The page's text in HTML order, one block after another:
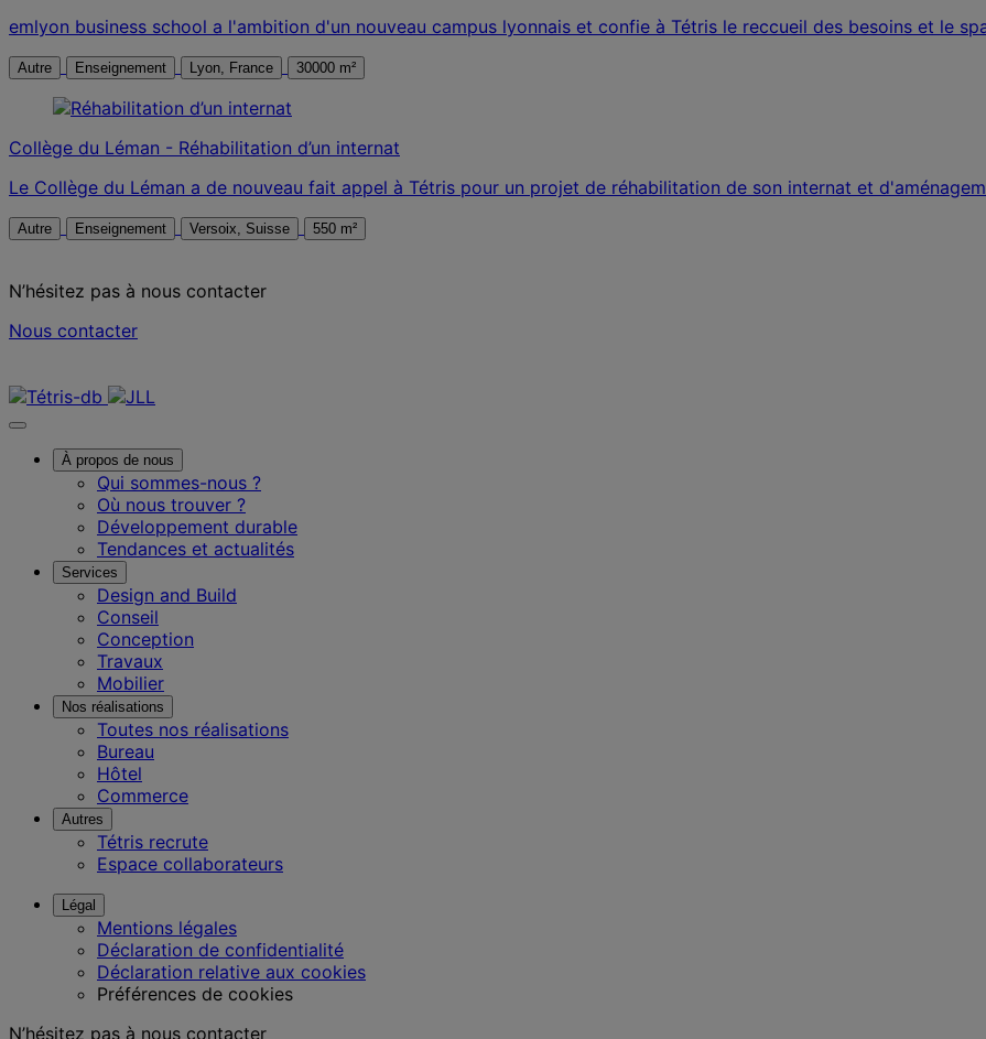
emlyon business school a l'ambition d'un nouveau campus lyonnais et confie à Tétris le reccueil des besoins et le
Autre Enseignement Lyon, France 30000 m²
Collège du Léman - Réhabilitation d’un internat
Le Collège du Léman a de nouveau fait appel à Tétris pour un projet de réhabilitation de son internat et
Autre Enseignement Versoix, Suisse 550 m²
N’hésitez pas à nous contacter
Nous contacter
À propos de nous
Qui sommes-nous ?
Où nous trouver ?
Développement durable
Tendances et actualités
Services
Design and Build
Conseil
Conception
Travaux
Mobilier
Nos réalisations
Toutes nos réalisations
Bureau
Hôtel
Commerce
Autres
Tétris recrute
Espace collaborateurs
Légal
Mentions légales
Déclaration de confidentialité
Déclaration relative aux cookies
Préférences de cookies
N’hésitez pas à nous contacter